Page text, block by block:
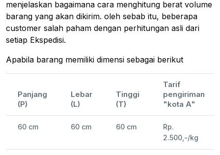
menjelaskan bagaimana cara menghitung berat volume
barang yang akan dikirim. oleh sebab itu, beberapa
customer salah paham dengan perhitungan asli dari
setiap Ekspedisi.
Apabila barang memiliki dimensi sebagai berikut
Panjang
(P)
Lebar
(L)
Tinggi
(T)
Tarif
pengiriman
"kota A"
60 cm 60 cm 60 cm
Rp.
2.500,-/kg